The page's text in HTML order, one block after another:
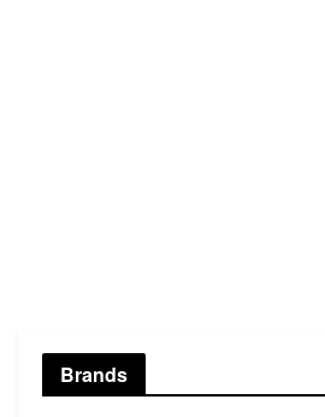
Brands